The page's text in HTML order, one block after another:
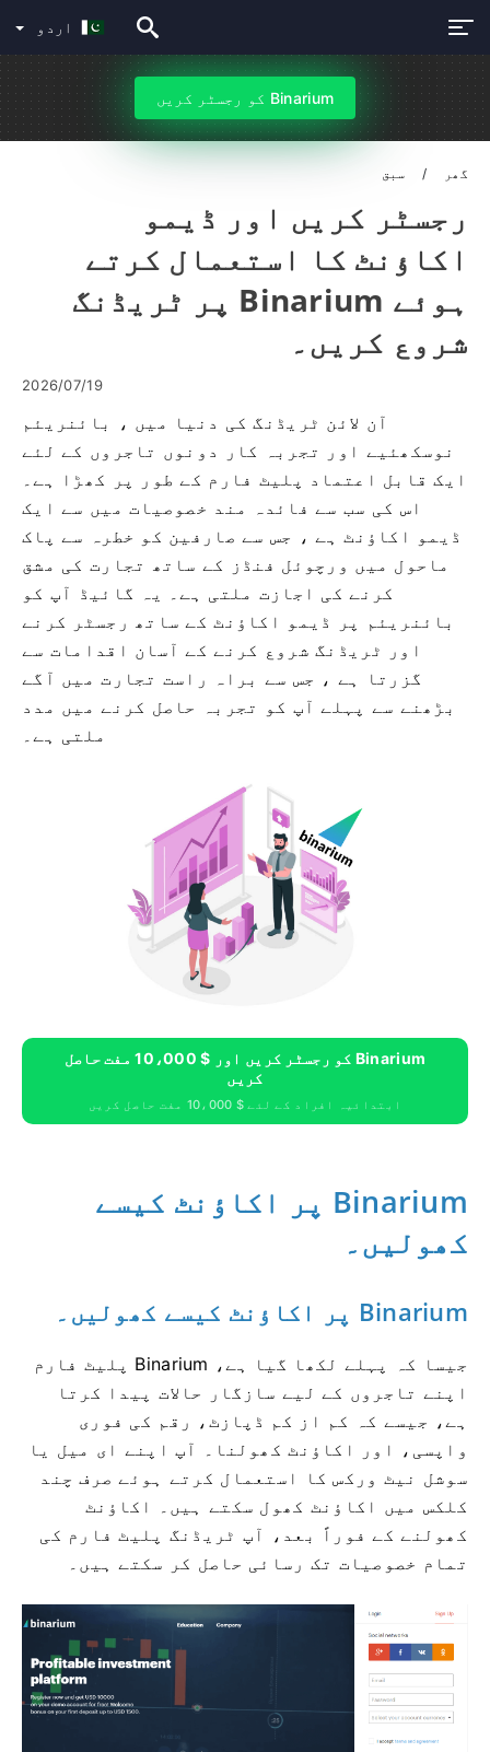
اردو
Binarium کو رجسٹر کریں
گھر سبق
رجسٹر کریں اور ڈیمو
اکاؤنٹ کا استعمال کرتے
ہوئے Binarium پر ٹریڈنگ
شروع کریں۔
2026/07/19
آن لائن ٹریڈنگ کی دنیا میں ، بائنریئم
نوسکھئیے اور تجربہ کار دونوں تاجروں کے لئے
ایک قابل اعتماد پلیٹ فارم کے طور پر کھڑا ہے۔
اس کی سب سے فائدہ مند خصوصیات میں سے ایک
ڈیمو اکاؤنٹ ہے ، جس سے صارفین کو خطرہ سے پاک
ماحول میں ورچوئل فنڈز کے ساتھ تجارت کی مشق
کرنے کی اجازت ملتی ہے۔ یہ گائیڈ آپ کو
بائنریئم پر ڈیمو اکاؤنٹ کے ساتھ رجسٹر کرنے
اور ٹریڈنگ شروع کرنے کے آسان اقدامات سے
گزرتا ہے ، جس سے براہ راست تجارت میں آگے
بڑھنے سے پہلے آپ کو تجربہ حاصل کرنے میں مدد
ملتی ہے۔
Binarium کو رجسٹر کریں اور $ 10،000 مفت حاصل
کریں
ابتدائیہ افراد کے لئے $ 10،000 مفت حاصل کریں
Binarium پر اکاؤنٹ کیسے
کھولیں۔
Binarium پر اکاؤنٹ کیسے کھولیں۔
جیسا کہ پہلے لکھا گیا ہے، Binarium پلیٹ فارم
اپنے تاجروں کے لیے سازگار حالات پیدا کرتا
ہے، جیسے کہ کم از کم ڈپازٹ، رقم کی فوری
واپسی، اور اکاؤنٹ کھولنا۔ آپ اپنے ای میل یا
سوشل نیٹ ورکس کا استعمال کرتے ہوئے صرف چند
کلکس میں اکاؤنٹ کھول سکتے ہیں۔ اکاؤنٹ
کھولنے کے فوراً بعد، آپ ٹریڈنگ پلیٹ فارم کی
تمام خصوصیات تک رسائی حاصل کر سکتے ہیں۔